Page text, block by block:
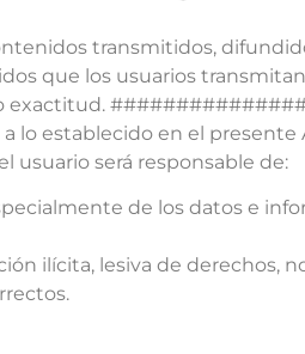
transmitidos,
que los usuarios
exactitud.
lo establecido en el presente
usuario será responsable de:
de los datos e
ilícita, lesiva de derechos,